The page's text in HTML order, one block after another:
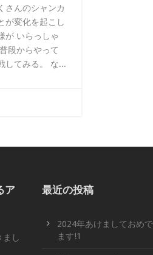
さんのシャンカ
が変化を起こし
が いらっしゃ
段からやって
してみる。 な...
ア
まし
最近の投稿
2024年あけましておめ
ます!1